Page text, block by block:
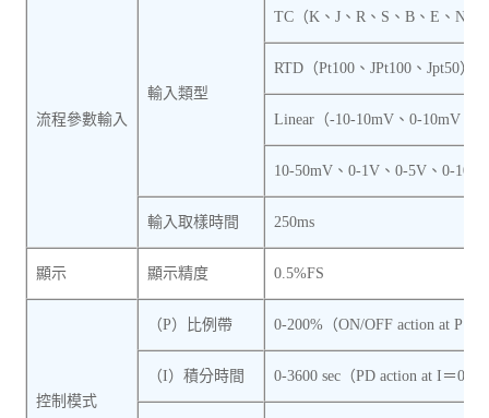
流程參數輸入
輸入類型
TC（K、J、R、S、B、E、N
RTD（Pt100、JPt100、Jpt50）
Linear（-10-10mV、0-10mV、
10-50mV、0-1V、0-5V、0-10V
輸入取樣時間 250ms
顯示 顯示精度 0.5%FS
控制模式
（P）比例帶 0-200%（ON/OFF action at P＝
（I）積分時間 0-3600 sec（PD action at I＝0）